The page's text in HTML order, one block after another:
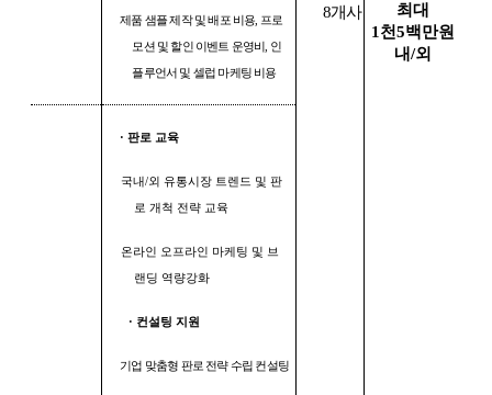
제품 샘플 제작 및 배포 비용, 프로
모션 및 할인 이벤트 운영비, 인
플루언서 및 셀럽 마케팅 비용
8개사
최대
1천5백만원
내/외
·판로 교육
국내/외 유통시장 트렌드 및 판
로 개척 전략 교육
온라인 오프라인 마케팅 및 브
랜딩 역량강화
· 컨설팅 지원
기업 맞춤형 판로 전략 수립 컨설팅